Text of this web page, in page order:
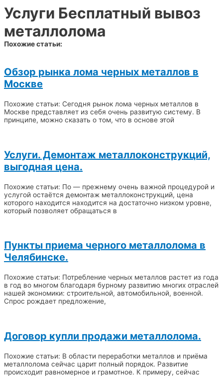
Услуги Бесплатный вывоз
металлолома
Похожие статьи:
Обзор рынка лома черных металлов в
Москве
Похожие статьи: Сегодня рынок лома черных металлов в
Москве представляет из себя очень развитую систему. В
принципе, можно сказать о том, что в основе этой
Услуги. Демонтаж металлоконструкций,
выгодная цена.
Похожие статьи: По — прежнему очень важной процедурой и
услугой остаётся демонтаж металлоконструкций, цена
которого находится находится на достаточно низком уровне,
который позволяет обращаться в
Пункты приема черного металлолома в
Челябинске.
Похожие статьи: Потребление черных металлов растет из года
в год во многом благодаря бурному развитию многих отраслей
нашей экономики: строительной, автомобильной, военной.
Спрос рождает предложение,
Договор купли продажи металлолома.
Похожие статьи: В области переработки металлов и приёма
металлолома сейчас царит полный порядок. Развитие
происходит равномерное и грамотное. К примеру, сейчас